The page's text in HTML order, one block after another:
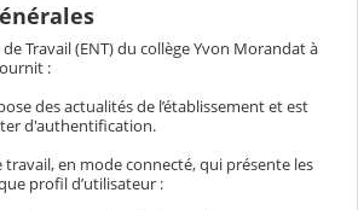
Travail (ENT) du collège Yvon Morandat à
:
des actualités de l’établissement et est
d'authentification.
en mode connecté, qui présente les
profil d’utilisateur :